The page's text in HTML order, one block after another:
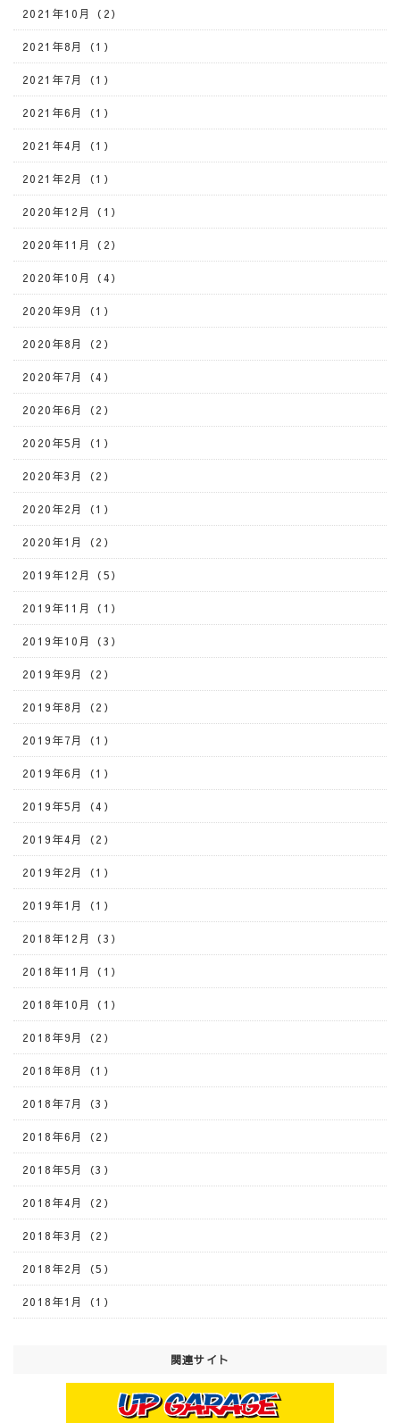
2021年10月（2）
2021年8月（1）
2021年7月（1）
2021年6月（1）
2021年4月（1）
2021年2月（1）
2020年12月（1）
2020年11月（2）
2020年10月（4）
2020年9月（1）
2020年8月（2）
2020年7月（4）
2020年6月（2）
2020年5月（1）
2020年3月（2）
2020年2月（1）
2020年1月（2）
2019年12月（5）
2019年11月（1）
2019年10月（3）
2019年9月（2）
2019年8月（2）
2019年7月（1）
2019年6月（1）
2019年5月（4）
2019年4月（2）
2019年2月（1）
2019年1月（1）
2018年12月（3）
2018年11月（1）
2018年10月（1）
2018年9月（2）
2018年8月（1）
2018年7月（3）
2018年6月（2）
2018年5月（3）
2018年4月（2）
2018年3月（2）
2018年2月（5）
2018年1月（1）
関連サイト